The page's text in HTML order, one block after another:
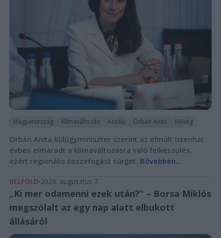
Magyarország Klímaváltozás Aszály Orbán Anita Hőség
Orbán Anita külügyminiszter szerint az elmúlt tizenhat
évben elmaradt a klímaváltozásra való felkészülés,
ezért regionális összefogást sürget. Bővebben...
BELFÖLD 2026. augusztus 7.
„Ki mer odamenni ezek után?” – Borsa Miklós
megszólalt az egy nap alatt elbukott
állásáról